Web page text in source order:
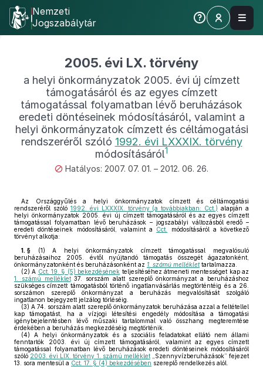
Nemzeti
Jogszabálytár
2005. évi LX. törvény
a helyi önkormányzatok 2005. évi új címzett
támogatásáról és az egyes címzett
támogatással folyamatban lévő beruházások
eredeti döntéseinek módosításáról, valamint a
helyi önkormányzatok címzett és céltámogatási
rendszeréről szóló 1992. évi LXXXIX. törvény
módosításáról1
Hatályos: 2007. 07. 01. – 2012. 06. 26.
Az Országgyűlés a helyi önkormányzatok címzett és céltámogatási
rendszeréről szóló 1992. évi LXXXIX. törvény (a továbbiakban: Cct.) alapján a
helyi önkormányzatok 2005. évi új címzett támogatásáról és az egyes címzett
támogatással folyamatban lévő beruházások – jogszabályi változásból eredő –
eredeti döntéseinek módosításáról, valamint a Cct.
módosításáról a következő
törvényt alkotja:
1. § (1) A helyi önkormányzatok címzett támogatással megvalósuló
beruházásaihoz 2005. évtől nyújtandó támogatás összegét ágazatonként,
önkormányzatonként és beruházásonként az 1. számú melléklettartalmazza.
(2) A Cct. 19. § (5) bekezdésének teljesítéséhez átmeneti mentességet kap az
1. számú melléklet37. sorszám alatt szereplő önkormányzat a beruházáshoz
szükséges címzett támogatásból történő ingatlanvásárlás megtörténtéig és a 26.
sorszámon szereplő önkormányzat a beruházás megvalósítását szolgáló
ingatlanon bejegyzett jelzálog törléséig.
(3) A 74. sorszám alatt szereplő önkormányzatok beruházása azzal a feltétellel
kap támogatást, ha a vízjogi létesítési engedély módosítása a támogatási
igénybejelentésben lévő műszaki tartalommal való összhang megteremtése
érdekében a beruházás megkezdéséig megtörténik.
(4) A helyi önkormányzatok és a szociális feladatokat ellátó nem állami
fenntartók 2003. évi új címzett támogatásáról, valamint az egyes címzett
támogatással folyamatban lévő beruházások eredeti döntéseinek módosításáról
szóló 2003. évi LIX. törvény 1. számú melléklet„Szennyvízberuházások” fejezet
13. sora mentesül a Cct. 17. § (4) bekezdésében szereplő rendelkezés alól.